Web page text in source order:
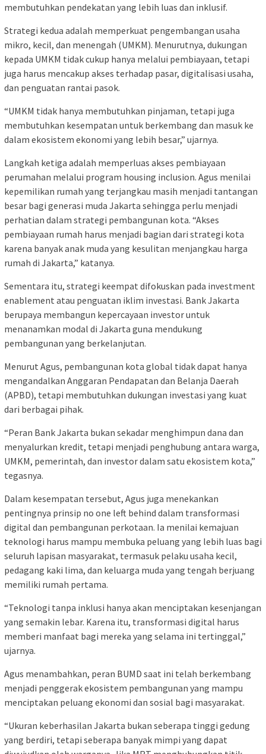
membutuhkan pendekatan yang lebih luas dan inklusif.
Strategi kedua adalah memperkuat pengembangan usaha
mikro, kecil, dan menengah (UMKM). Menurutnya, dukungan
kepada UMKM tidak cukup hanya melalui pembiayaan, tetapi
juga harus mencakup akses terhadap pasar, digitalisasi usaha,
dan penguatan rantai pasok.
“UMKM tidak hanya membutuhkan pinjaman, tetapi juga
membutuhkan kesempatan untuk berkembang dan masuk ke
dalam ekosistem ekonomi yang lebih besar,” ujarnya.
Langkah ketiga adalah memperluas akses pembiayaan
perumahan melalui program housing inclusion. Agus menilai
kepemilikan rumah yang terjangkau masih menjadi tantangan
besar bagi generasi muda Jakarta sehingga perlu menjadi
perhatian dalam strategi pembangunan kota. “Akses
pembiayaan rumah harus menjadi bagian dari strategi kota
karena banyak anak muda yang kesulitan menjangkau harga
rumah di Jakarta,” katanya.
Sementara itu, strategi keempat difokuskan pada investment
enablement atau penguatan iklim investasi. Bank Jakarta
berupaya membangun kepercayaan investor untuk
menanamkan modal di Jakarta guna mendukung
pembangunan yang berkelanjutan.
Menurut Agus, pembangunan kota global tidak dapat hanya
mengandalkan Anggaran Pendapatan dan Belanja Daerah
(APBD), tetapi membutuhkan dukungan investasi yang kuat
dari berbagai pihak.
“Peran Bank Jakarta bukan sekadar menghimpun dana dan
menyalurkan kredit, tetapi menjadi penghubung antara warga,
UMKM, pemerintah, dan investor dalam satu ekosistem kota,”
tegasnya.
Dalam kesempatan tersebut, Agus juga menekankan
pentingnya prinsip no one left behind dalam transformasi
digital dan pembangunan perkotaan. Ia menilai kemajuan
teknologi harus mampu membuka peluang yang lebih luas bagi
seluruh lapisan masyarakat, termasuk pelaku usaha kecil,
pedagang kaki lima, dan keluarga muda yang tengah berjuang
memiliki rumah pertama.
“Teknologi tanpa inklusi hanya akan menciptakan kesenjangan
yang semakin lebar. Karena itu, transformasi digital harus
memberi manfaat bagi mereka yang selama ini tertinggal,”
ujarnya.
Agus menambahkan, peran BUMD saat ini telah berkembang
menjadi penggerak ekosistem pembangunan yang mampu
menciptakan peluang ekonomi dan sosial bagi masyarakat.
“Ukuran keberhasilan Jakarta bukan seberapa tinggi gedung
yang berdiri, tetapi seberapa banyak mimpi yang dapat